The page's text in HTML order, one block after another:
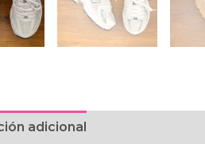
adicional